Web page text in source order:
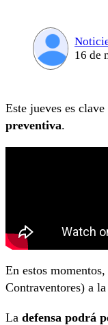
16 de
Este jueves es
preventiva.
En estos momentos,
Contraventores) a
La defensa podrá